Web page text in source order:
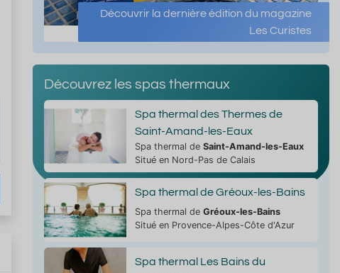
Découvrir la dernière édition du magazine
Les Curistes
Découvrez les spas thermaux
Spa thermal des Thermes de
Saint-Amand-les-Eaux
Spa thermal de Saint-Amand-les-Eaux
Situé en Nord-Pas de Calais
Spa thermal de Gréoux-les-Bains
Spa thermal de Gréoux-les-Bains
Situé en Provence-Alpes-Côte d'Azur
Spa thermal Les Bains du